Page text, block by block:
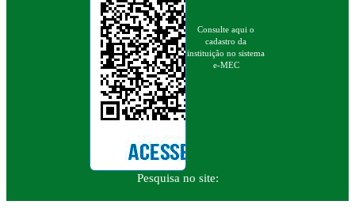
Consulte aqui o
cadastro da
instituição no sistema
e-MEC
Pesquisa no site: